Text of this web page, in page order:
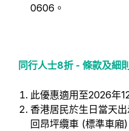
0606。
同行人士8折 - 條款及細則
此優惠適用至2026年
香港居民於生日當天
回昂坪纜車 (標準車廂